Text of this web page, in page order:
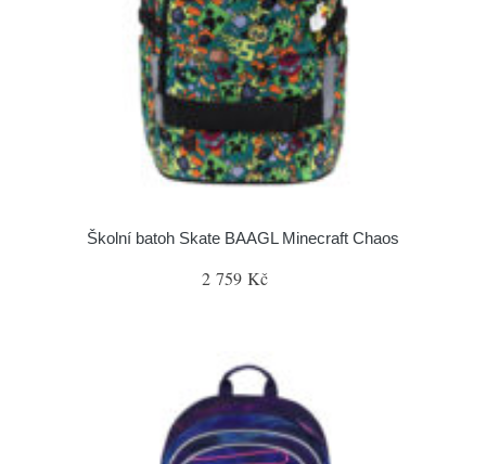
Školní batoh Skate BAAGL Minecraft Chaos
2 759 Kč